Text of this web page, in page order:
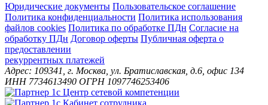
Юридические документы Пользовательское соглашение
Политика конфиденциальности Политика использования
файлов cookies Политика по обработке ПДн Cогласие на
обработку ПДн Договор оферты Публичная оферта о
предоставлении
рекуррентных платежей
Адрес: 109341, г. Москва, ул. Братиславская, д.6, офис 134
ИНН 7734613490 ОГРН 1097746253406